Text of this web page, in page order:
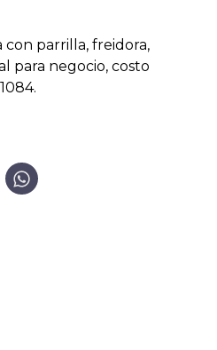
parrilla, freidora,
para negocio, costo